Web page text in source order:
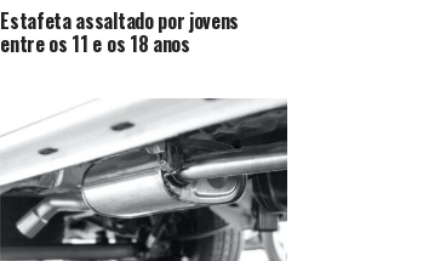
Estafeta assaltado por jovens
entre os 11 e os 18 anos